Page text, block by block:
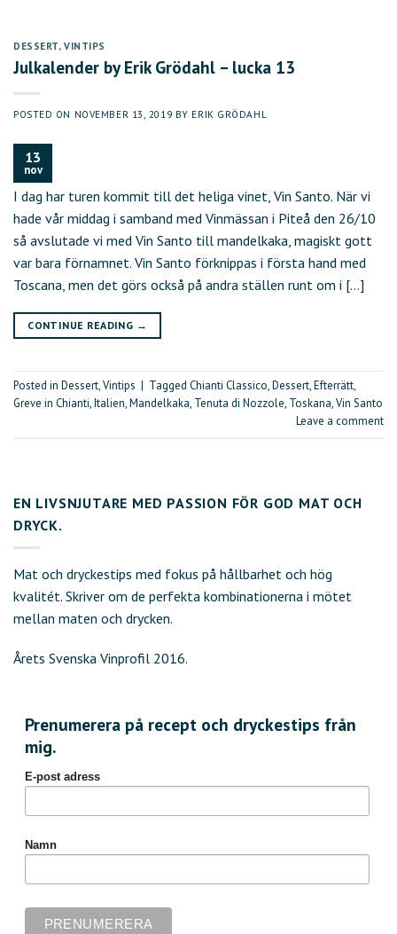
DESSERT,VINTIPS
Julkalender by Erik Grödahl – lucka 13
POSTED ON NOVEMBER 13, 2019 BY ERIK GRÖDAHL
13
nov
I dag har turen kommit till det heliga vinet, Vin Santo. När vi
hade vår middag i samband med Vinmässan i Piteå den 26/10
så avslutade vi med Vin Santo till mandelkaka, magiskt gott
var bara förnamnet. Vin Santo förknippas i första hand med
Toscana, men det görs också på andra ställen runt om i […]
CONTINUE READING →
Posted in Dessert,Vintips | Tagged Chianti Classico,Dessert,Efterrätt,
Greve in Chianti,Italien,Mandelkaka, Tenuta di Nozzole, Toskana,Vin Santo
Leave a comment
EN LIVSNJUTARE MED PASSION FÖR GOD MAT OCH
DRYCK.
Mat och dryckestips med fokus på hållbarhet och hög
kvalitét. Skriver om de perfekta kombinationerna i mötet
mellan maten och drycken.
Årets Svenska Vinprofil 2016.
Prenumerera på recept och dryckestips från
mig.
E-post adress
Namn